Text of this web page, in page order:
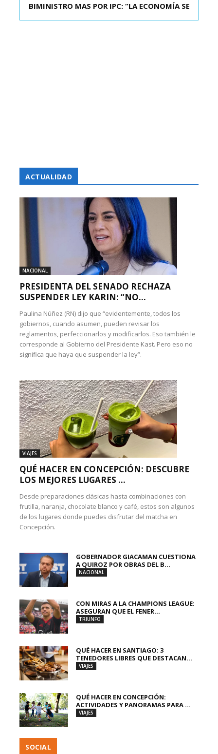
KAST SE REUNIÓ CON EL PRESIDENTE ELECTO DE
ACTUALIDAD
NACIONAL
PRESIDENTA DEL SENADO RECHAZA
SUSPENDER LEY KARIN: “NO...
Paulina Núñez (RN) dijo que “evidentemente, todos los
gobiernos, cuando asumen, pueden revisar los
reglamentos, perfeccionarlos y modificarlos. Eso también le
corresponde al Gobierno del Presidente Kast. Pero eso no
significa que haya que suspender la ley”.
VIAJES
QUÉ HACER EN CONCEPCIÓN: DESCUBRE
LOS MEJORES LUGARES ...
Desde preparaciones clásicas hasta combinaciones con
frutilla, naranja, chocolate blanco y café, estos son algunos
de los lugares donde puedes disfrutar del matcha en
Concepción.
GOBERNADOR GIACAMAN CUESTIONA
A QUIROZ POR OBRAS DEL B...
NACIONAL
CON MIRAS A LA CHAMPIONS LEAGUE:
ASEGURAN QUE EL FENER...
TRIUNFO
QUÉ HACER EN SANTIAGO: 3
TENEDORES LIBRES QUE DESTACAN...
VIAJES
QUÉ HACER EN CONCEPCIÓN:
ACTIVIDADES Y PANORAMAS PARA ...
VIAJES
SOCIAL